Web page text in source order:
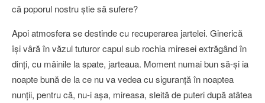
că poporul nostru ştie să sufere?
Apoi atmosfera se destinde cu recuperarea jartelei. Ginerică
îşi vâră în văzul tuturor capul sub rochia miresei extrăgând în
dinţi, cu mâinile la spate, jarteaua. Moment numai bun să-şi ia
noapte bună de la ce nu va vedea cu siguranţă în noaptea
nunţii, pentru că, nu-i aşa, mireasa, sleită de puteri după atâtea